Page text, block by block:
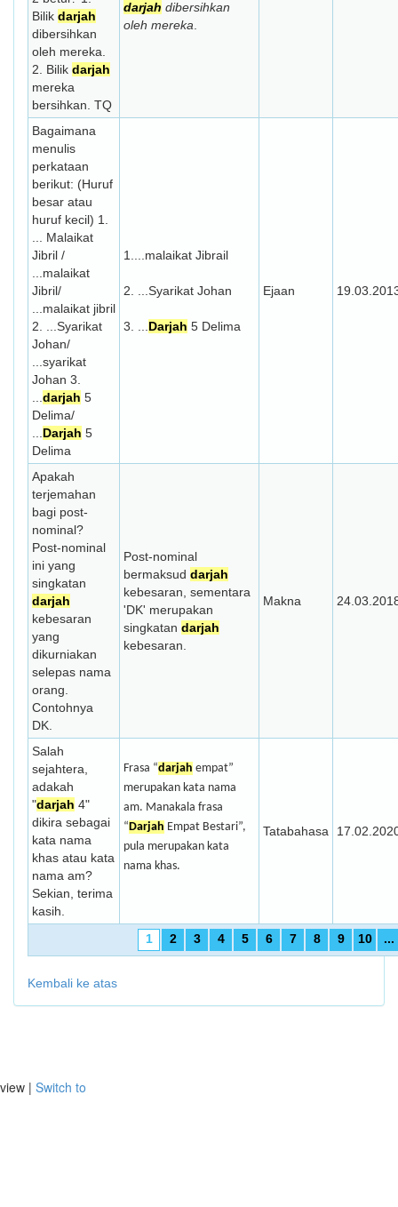
Bilik darjah
dibersihkan
oleh mereka.
2. Bilik darjah
mereka
bersihkan. TQ
darjah dibersihkan
oleh mereka
Bagaimana
menulis
perkataan
berikut: (Huruf
besar atau
huruf kecil) 1.
... Malaikat
Jibril /
...malaikat
Jibril/
...malaikat jibril
2. ...Syarikat
Johan/
...syarikat
Johan 3.
darjah 5
Delima/
Darjah 5
Delima
1....malaikat Jibrail
2. ...Syarikat Johan
3. ... Darjah 5 Delima
Ejaan
Apakah
terjemahan
bagi post-
nominal?
Post-nominal
ini yang
singkatan
darjah
kebesaran
yang
dikurniakan
selepas nama
orang.
Contohnya
DK.
Post-nominal
bermaksud darjah
kebesaran, sementara
'DK' merupakan
singkatan darjah
kebesaran.
Makna
Salah
sejahtera,
adakah
"darjah 4"
dikira sebagai
kata nama
khas atau kata
nama am?
Sekian, terima
kasih.
Frasa “darjah empat”
merupakan kata nama
am. Manakala frasa
“Darjah Empat Bestari”,
pula merupakan kata
nama khas.
Tatabahasa
1 2 3 4 5 6 7 8 9 10 ...
Kembali ke atas
view | Switch to